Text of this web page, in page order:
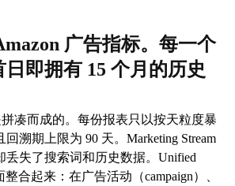
广告指标。每一个
即拥有 15 个月的历史
凑而成的。每份报表只以按天粒度暴
溯期上限为 90 天。Marketing Stream
丢失了搜索词和历史数据。Unified
合起来：在广告活动（campaign）、